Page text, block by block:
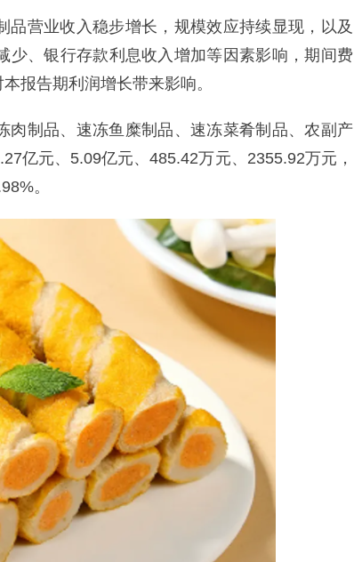
营业收入稳步增长，规模效应持续显现，以及
、银行存款利息收入增加等因素影响，期间费
报告期利润增长带来影响。
肉制品、速冻鱼糜制品、速冻菜肴制品、农副产
亿元、5.09亿元、485.42万元、2355.92万元，
。